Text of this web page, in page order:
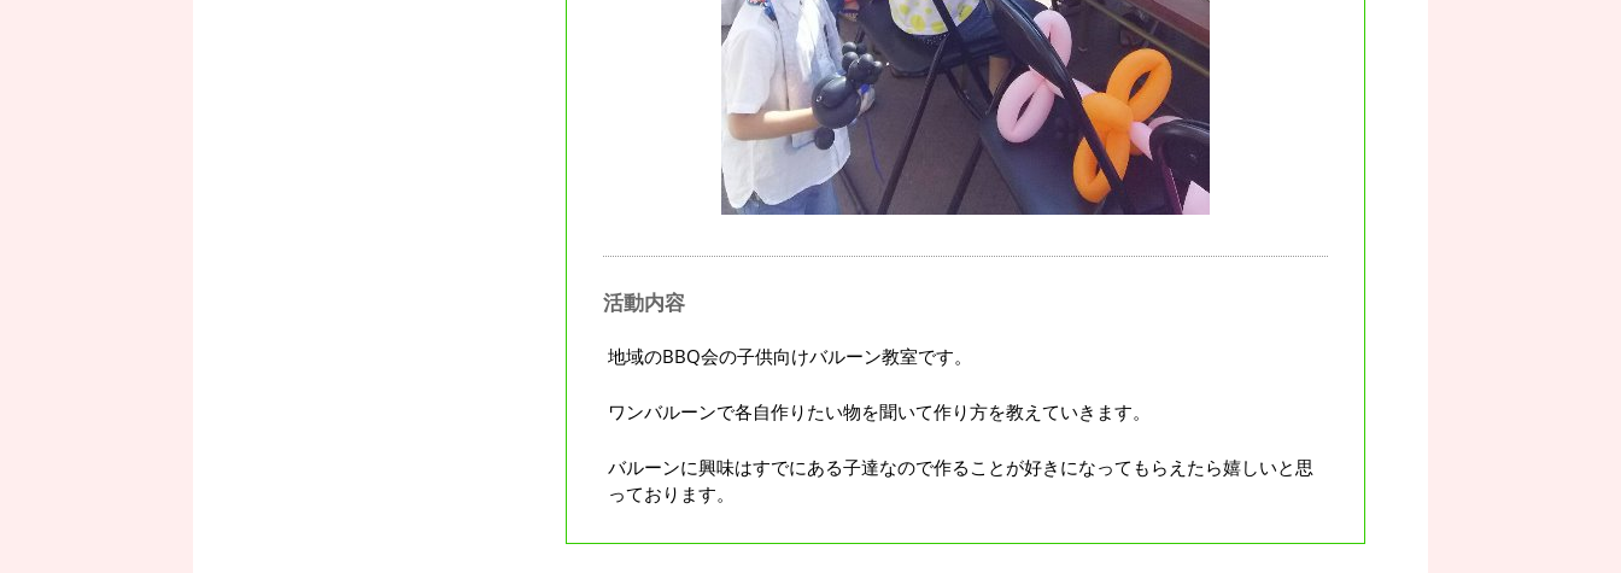
活動内容
地域のBBQ会の子供向けバルーン教室です。
ワンバルーンで各自作りたい物を聞いて作り方を教えていきます。
バルーンに興味はすでにある子達なので作ることが好きになってもらえたら嬉しいと思
っております。